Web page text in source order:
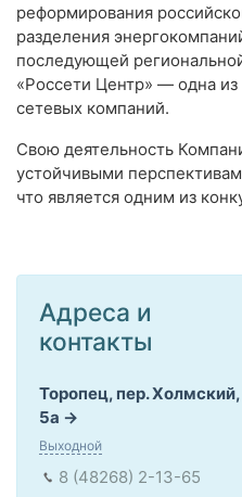
реформирования
разделения
последующей
«Россети Центр» — одна
сетевых компаний.
Свою деятельность
устойчивыми
что является одним из
Адреса и
контакты
Торопец, пер. Холмский,
5а
Выходной
8 (48268) 2-13-65